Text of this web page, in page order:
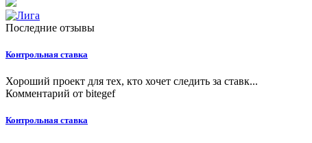
Последние отзывы
Контрольная ставка
Хороший проект для тех, кто хочет следить за ставк...
Комментарий от bitegef
Контрольная ставка